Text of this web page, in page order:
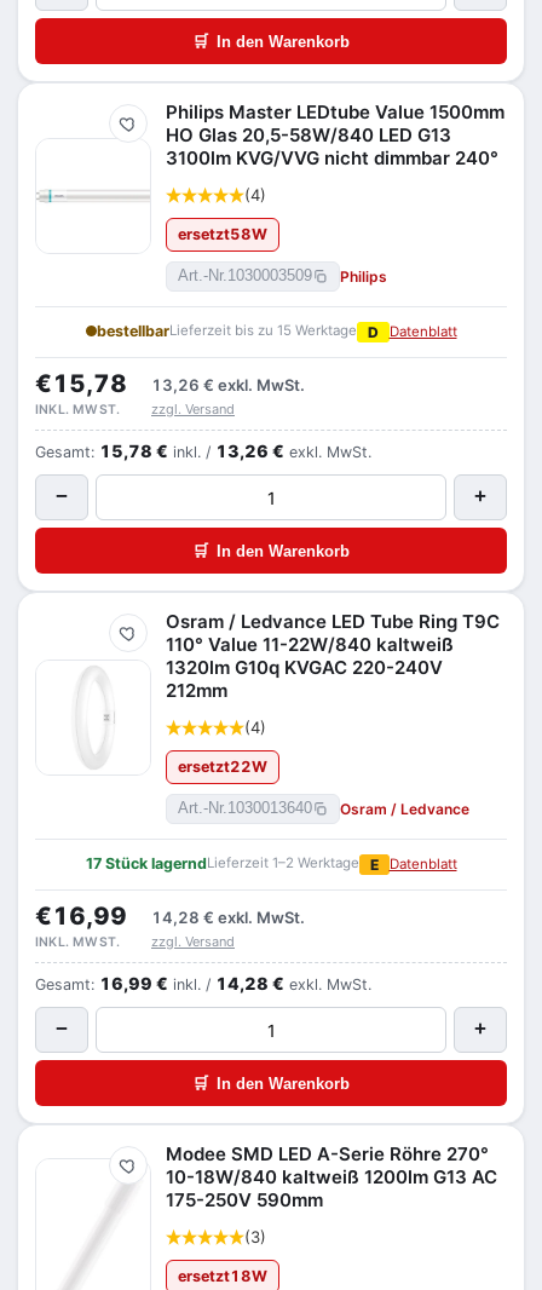
🛒 In den Warenkorb
Merken
Philips Master LEDtube Value 1500mm
HO Glas 20,5-58W/840 LED G13
3100lm KVG/VVG nicht dimmbar 240°
(4)
ersetzt58W
Art.-Nr.1030003509 Philips
bestellbarLieferzeit bis zu 15 Werktage D Datenblatt
€15,78 13,26 € exkl. MwSt.
INKL. MWST. zzgl. Versand
Gesamt: 15,78 € inkl. / 13,26 € exkl. MwSt.
− +
🛒 In den Warenkorb
Merken
Osram / Ledvance LED Tube Ring T9C
110° Value 11-22W/840 kaltweiß
1320lm G10q KVGAC 220-240V
212mm
(4)
ersetzt22W
Art.-Nr.1030013640 Osram / Ledvance
17 Stück lagerndLieferzeit 1–2 Werktage E Datenblatt
€16,99 14,28 € exkl. MwSt.
INKL. MWST. zzgl. Versand
Gesamt: 16,99 € inkl. / 14,28 € exkl. MwSt.
− +
🛒 In den Warenkorb
Merken
Modee SMD LED A-Serie Röhre 270°
10-18W/840 kaltweiß 1200lm G13 AC
175-250V 590mm
(3)
ersetzt18W